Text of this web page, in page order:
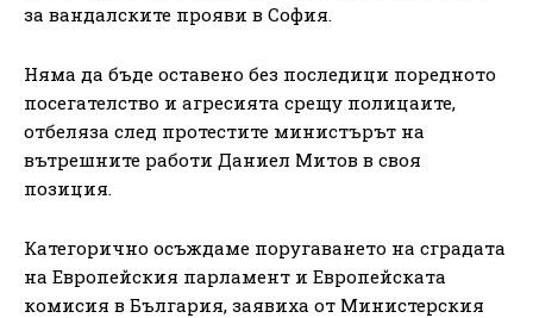
за вандалските прояви в София.
Няма да бъде оставено без последици поредното
посегателство и агресията срещу полицаите,
отбеляза след протестите министърът на
вътрешните работи Даниел Митов в своя
позиция.
Категорично осъждаме поругаването на сградата
на Европейския парламент и Европейската
комисия в България, заявиха от Министерския